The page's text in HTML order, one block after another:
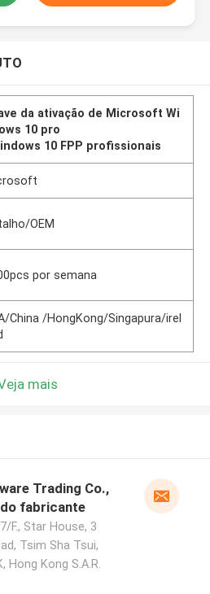
da ativação de Microsoft Wi
10 pro
10 FPP profissionais
OEM
por semana
China /HongKong/Singapura/irel
mais
Trading Co.,
fabricante
F., Star House, 3
Tsim Sha Tsui,
Hong Kong S.A.R.